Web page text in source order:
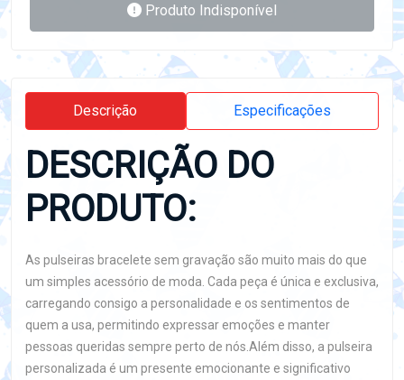
Produto Indisponível
Descrição Especificações
DESCRIÇÃO DO
PRODUTO:
As pulseiras bracelete sem gravação são muito mais do que
um simples acessório de moda. Cada peça é única e exclusiva,
carregando consigo a personalidade e os sentimentos de
quem a usa, permitindo expressar emoções e manter
pessoas queridas sempre perto de nós.Além disso, a pulseira
personalizada é um presente emocionante e significativo